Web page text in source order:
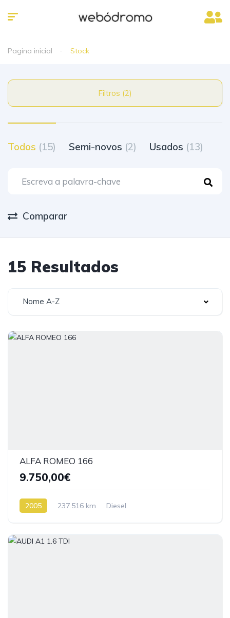
Pagina inicial Stock
Filtros (2)
Todos (15) Semi-novos (2) Usados (13)
Comparar
15 Resultados
Nome A-Z
ALFA ROMEO 166
9.750,00€
2005 237.516 km Diesel